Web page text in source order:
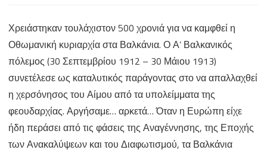
H
Αρχή
του
Χάους
(Μέρος
2ο)
Χρειάστηκαν τουλάχιστον 500 χρονιά για να καμφθεί η
Οθωμανική κυριαρχία στα Βαλκάνια. Ο Α’ Βαλκανικός
πόλεμος (30 Σεπτεμβρίου 1912 – 30 Μάιου 1913)
συνετέλεσε ως καταλυτικός παράγοντας στο να απαλλαχθεί
η χερσόνησος του Αίμου από τα υπολείμματα της
φεουδαρχίας. Αργήσαμε… αρκετά… Όταν η Ευρώπη είχε
ήδη περάσει από τις φάσεις της Αναγέννησης, της Εποχής
των Ανακαλύψεων και του Διαφωτισμού, τα Βαλκάνια